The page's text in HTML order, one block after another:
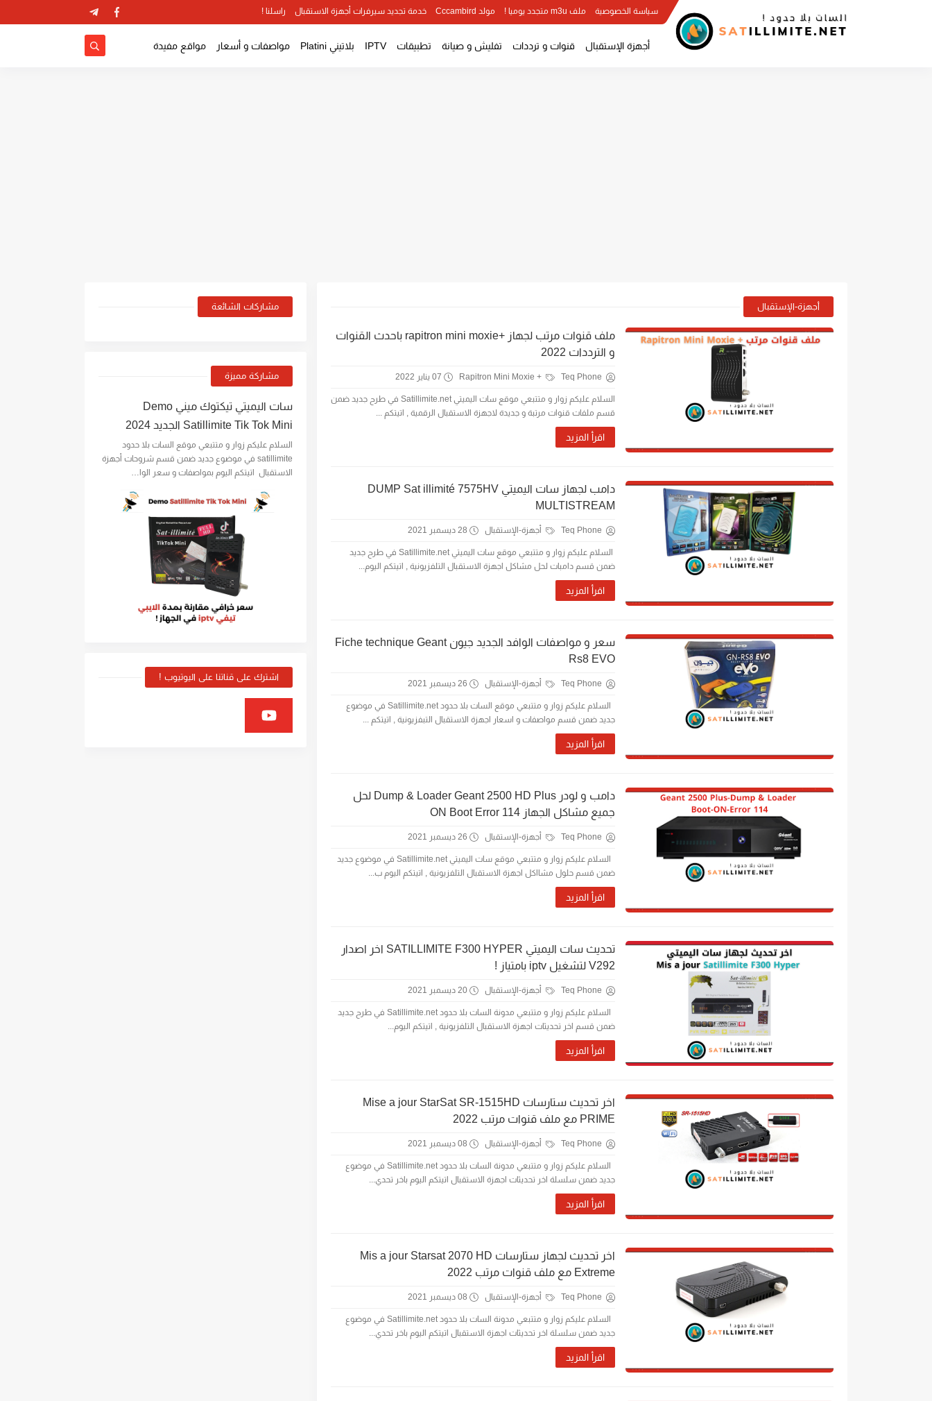
سياسة الخصوصية ملف m3u متجدد يوميا ! مولد Cccambird خدمة تجديد سيرفرات أجهزة الاستقبال راسلنا !
أجهزة الإستقبال قنوات و ترددات تفليش و صيانة تطبيقات IPTV بلاتيني Platini مواصفات و أسعار مواقع مفيدة
أجهزة-الإستقبال
ملف قنوات مرتب لجهاز +rapitron mini moxie باحدث القنوات
و الترددات 2022
Teq Phone
+ Rapitron Mini Moxie 07 يناير 2022
السلام عليكم زوار و متتبعي موقع سات اليميتي Satillimite.net في طرح جديد ضمن
قسم ملفات قنوات مرتبة و جديدة لاجهزة الاستقبال الرقمية , اتيتكم ...
اقرأ المزيد
دامب لجهاز سات اليميتي DUMP Sat illimité 7575HV
MULTISTREAM
Teq Phone أجهزة-الإستقبال 28 ديسمبر 2021
السلام عليكم زوار و متتبعي موقع سات اليميتي Satillimite.net في طرح جديد
ضمن قسم دامبات لحل مشاكل اجهزة الاستقبال التلفزيونية , اتيتكم اليوم...
اقرأ المزيد
سعر و مواصفات الوافد الجديد جيون Fiche technique Geant
Rs8 EVO
Teq Phone أجهزة-الإستقبال 26 ديسمبر 2021
السلام عليكم زوار و متتبعي موقع السات بلا حدود Satillimite.net في موضوع
جديد ضمن قسم مواصفات و اسعار اجهزة الاستقبال التبفزيونية , اتيتكم ...
اقرأ المزيد
دامب و لودر Dump & Loader Geant 2500 HD Plus لحل
جميع مشاكل الجهاز ON Boot Error 114
Teq Phone أجهزة-الإستقبال 26 ديسمبر 2021
السلام عليكم زوار و متتبعي موقع سات اليميتي Satillimite.net في موضوع جديد
ضمن قسم حلول مشااكل اجهزة الاستقبال التلفزيونية , اتيتكم اليوم ب...
اقرأ المزيد
تحديث سات اليميتي SATILLIMITE F300 HYPER اخر اصدار
V292 لتشغيل iptv بامتياز !
Teq Phone أجهزة-الإستقبال 20 ديسمبر 2021
السلام عليكم زوار و متتبعي مدونة السات بلا حدود Satillimite.net في طرح جديد
ضمن قسم اخر تحديثات اجهزة الاستقبال التلفزيونية , اتيتكم اليوم...
اقرأ المزيد
اخر تحديث ستارسات Mise a jour StarSat SR-1515HD
PRIME مع ملف قنوات مرتب 2022
Teq Phone أجهزة-الإستقبال 08 ديسمبر 2021
السلام عليكم زوار و متتبعي مدونة السات بلا حدود Satillimite.net في موضوع
جديد ضمن سلسلة اخر تحديثات اجهزة الاستقبال اتيتكم اليوم باخر تحدي...
اقرأ المزيد
اخر تحديث لجهاز ستارسات Mis a jour Starsat 2070 HD
Extreme مع ملف قنوات مرتب 2022
Teq Phone أجهزة-الإستقبال 08 ديسمبر 2021
السلام عليكم زوار و متتبعي مدونة السات بلا حدود Satillimite.net في موضوع
جديد ضمن سلسلة اخر تحديثات اجهزة الاستقبال اتيتكم اليوم باخر تحدي...
اقرأ المزيد
مشاركات الشائعة
مشاركة مميزة
سات اليميتي تيكتوك ميني Demo
Satillimite Tik Tok Mini الجديد 2024
السلام عليكم زوار و متتبعي موقع السات بلا حدود
satillimite في موضوع جديد ضمن قسم شروحات أجهزة
الاستقبال اتيتكم اليوم بمواصفات و سعر الوا…
اشترك على قناتنا على اليوتيوب !